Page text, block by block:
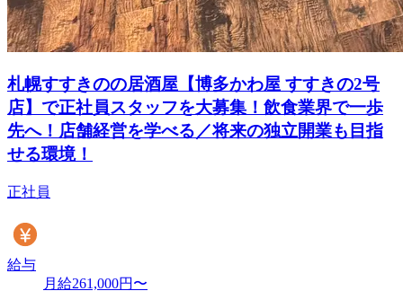
札幌すすきのの居酒屋【博多かわ屋 すすきの2号
店】で正社員スタッフを大募集！飲食業界で一歩
先へ！店舗経営を学べる／将来の独立開業も目指
せる環境！
正社員
給与
月給261,000円〜